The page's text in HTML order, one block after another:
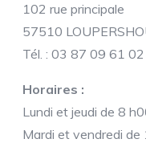
102 rue principale
57510
Tél. : 03 87 09 61 02
Horaires :
Lundi et jeudi de 8
Mardi et vendredi